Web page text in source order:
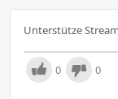
Unterstütze
0 0